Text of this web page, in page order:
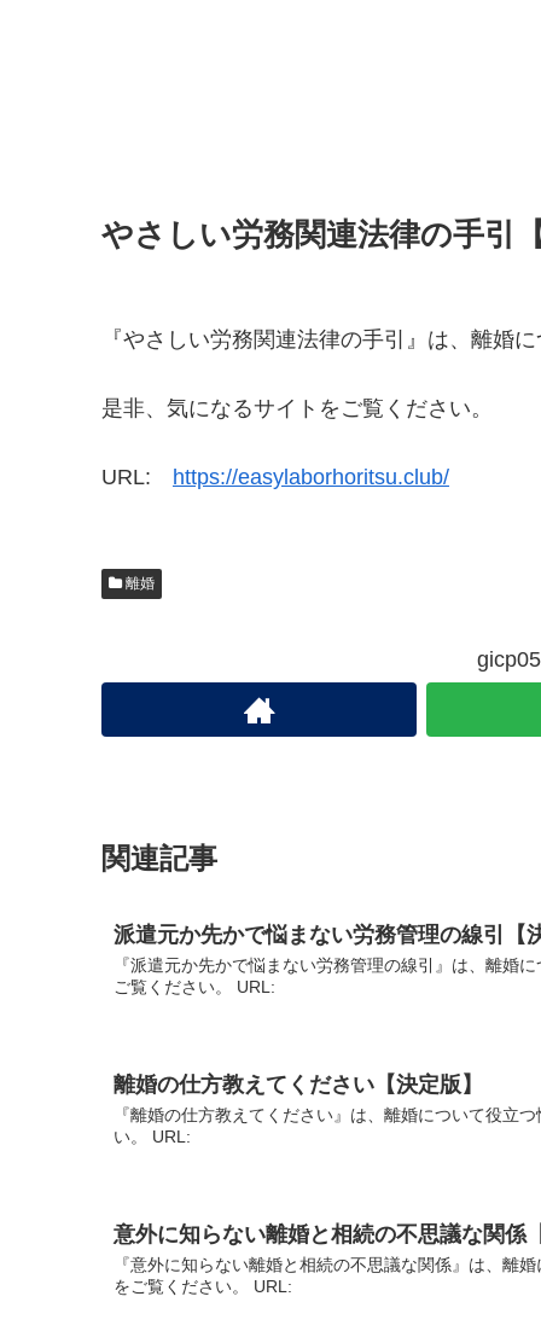
やさしい労務関連法律の手引
『やさしい労務関連法律の手引』は、離婚
是非、気になるサイトをご覧ください。
URL: https://easylaborhoritsu.club/
離婚
関連記事
派遣元か先かで悩まない労務管理の線引【
『派遣元か先かで悩まない労務管理の線引』は、離婚
ご覧ください。 URL:
離婚の仕方教えてください【決定版】
『離婚の仕方教えてください』は、離婚について役立
い。 URL:
意外に知らない離婚と相続の不思議な関係
『意外に知らない離婚と相続の不思議な関係』は、離
をご覧ください。 URL: